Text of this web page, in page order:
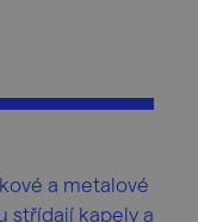
a metalové
střídají kapely a